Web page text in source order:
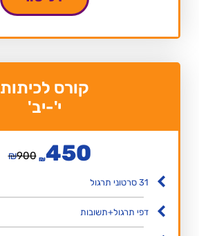
קורס לכיתות
י'-יב'
₪900 ₪450
31 סרטוני תרגול
דפי תרגול+תשובות